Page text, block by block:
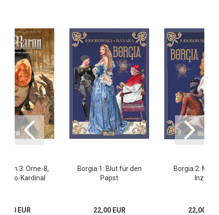
3: Orne-8,
Kardinal
EUR
Borgia 1: Blut für den
Papst
22,00 EUR
Borgia 2:
Inzest
22,00